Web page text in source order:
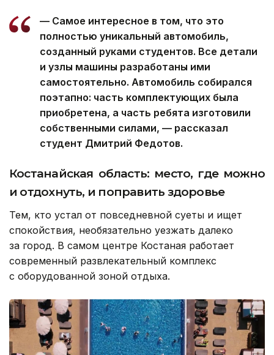
— Самое интересное в том, что это
полностью уникальный автомобиль,
созданный руками студентов. Все детали
и узлы машины разработаны ими
самостоятельно. Автомобиль собирался
поэтапно: часть комплектующих была
приобретена, а часть ребята изготовили
собственными силами, — рассказал
студент Дмитрий Федотов.
Костанайская область: место, где можно
и отдохнуть, и поправить здоровье
Тем, кто устал от повседневной суеты и ищет
спокойствия, необязательно уезжать далеко
за город. В самом центре Костаная работает
современный развлекательный комплекс
с оборудованной зоной отдыха.